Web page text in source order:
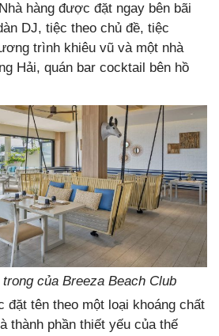
hàng được đặt ngay bên bãi
DJ, tiệc theo chủ đề, tiệc
trình khiêu vũ và một nhà
Hải, quán bar cocktail bên hồ
của Breeza Beach Club
đặt tên theo một loại khoáng chất
thành phần thiết yếu của thế